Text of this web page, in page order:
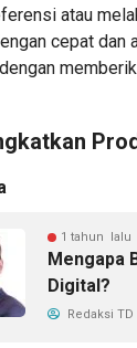
atau
cepat dan
1 tahun lalu
Mengapa
Digital?
Redaksi TD